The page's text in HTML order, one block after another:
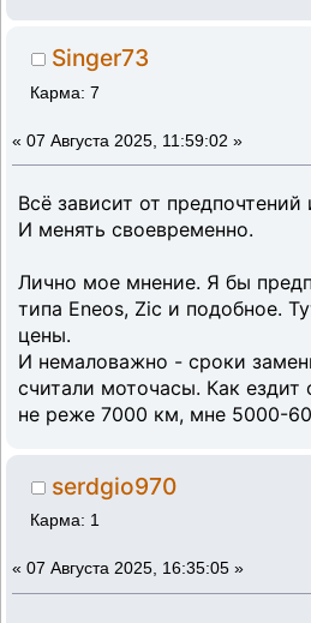
Singer73
Карма: 7
« 07 Августа 2025, 11:59:02 »
Всё зависит от предпочтений
И менять своевременно.
Лично мое мнение. Я бы
типа Eneos, Zic и подобное.
цены.
И немаловажно - сроки
считали моточасы. Как ездит
не реже 7000 км, мне 5000-
serdgio970
Карма: 1
« 07 Августа 2025, 16:35:05 »